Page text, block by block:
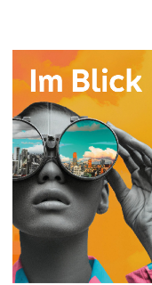
Lautertal
Mücke
Schwalmtal
Ulrichstein
Wartenberg
Schwalm
Fulda
Gießen